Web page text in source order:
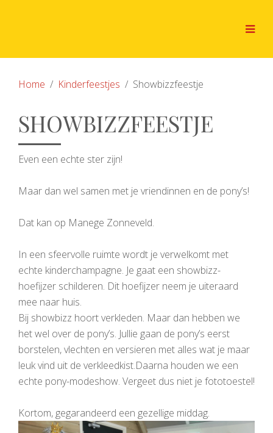
Home Kinderfeestjes Showbizzfeestje
SHOWBIZZFEESTJE
Even een echte ster zijn!
Maar dan wel samen met je vriendinnen en de pony’s!
Dat kan op Manege Zonneveld.
In een sfeervolle ruimte wordt je verwelkomt met
echte kinderchampagne. Je gaat een showbizz-
hoefijzer schilderen. Dit hoefijzer neem je uiteraard
mee naar huis.
Bij showbizz hoort verkleden. Maar dan hebben we
het wel over de pony’s. Jullie gaan de pony’s eerst
borstelen, vlechten en versieren met alles wat je maar
leuk vind uit de verkleedkist.Daarna houden we een
echte pony-modeshow. Vergeet dus niet je fototoestel!
Kortom, gegarandeerd een gezellige middag.